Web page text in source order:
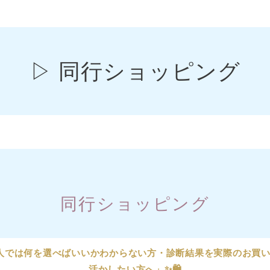
▷ 同行ショッピング
同行ショッピング
では何を選べばいいかわからない方・診断結果を実際のお買